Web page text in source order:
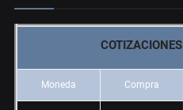
COTIZACIONES
Moneda Compra